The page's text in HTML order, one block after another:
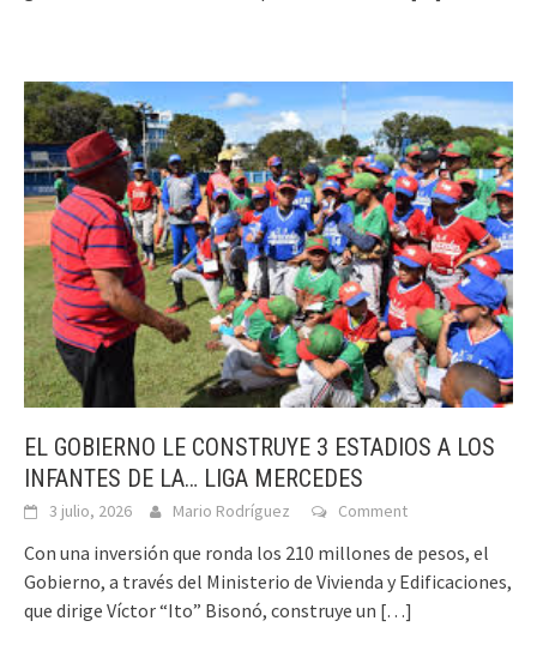
EL GOBIERNO LE CONSTRUYE 3 ESTADIOS A LOS
INFANTES DE LA… LIGA MERCEDES
3 julio, 2026 Mario Rodríguez Comment
Con una inversión que ronda los 210 millones de pesos, el
Gobierno, a través del Ministerio de Vivienda y Edificaciones,
que dirige Víctor “Ito” Bisonó, construye un […]